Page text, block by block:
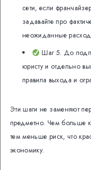
сети, если
задавайте про
неожиданные
Шаг 5. До
юристу и отдельно
правила выхода и
Эти шаги не заменяют
предметно. Чем больше
тем меньше риск, что
экономику.